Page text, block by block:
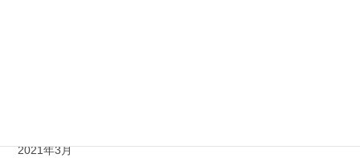
2021年3月